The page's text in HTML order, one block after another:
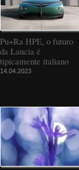
Pu+Ra HPE, o futuro
da Lancia é
tipicamente italiano
14.04.2023